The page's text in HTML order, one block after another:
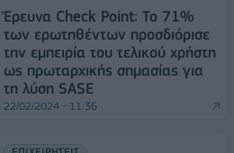
Έρευνα Check Point: Το 71%
των ερωτηθέντων προσδιόρισε
την εμπειρία του τελικού χρήστη
ως πρωταρχικής σημασίας για
τη λύση SASE
22/02/2024 - 11:36